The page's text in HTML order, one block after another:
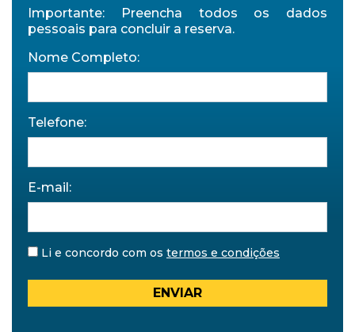
Importante: Preencha todos os dados
pessoais para concluir a reserva.
Nome Completo:
Telefone:
E-mail:
Li e concordo com os termos e condições
ENVIAR